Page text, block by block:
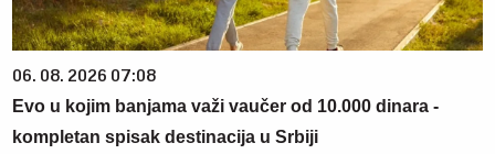
06. 08. 2026 07:08
Evo u kojim banjama važi vaučer od 10.000 dinara -
kompletan spisak destinacija u Srbiji